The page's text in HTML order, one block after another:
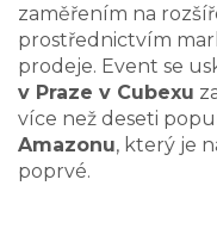
zaměřením na
prostřednictvím
prodeje. Event se
v Praze v Cubexu
více než deseti
Amazonu, který je
poprvé.